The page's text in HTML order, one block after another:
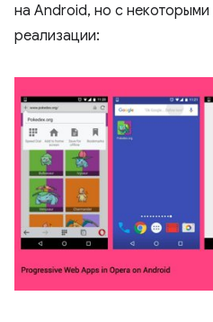
на Android, но с некоторыми
реализации: